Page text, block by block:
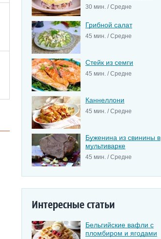
30 мин. / Средне
Грибной салат
45 мин. / Средне
Стейк из семги
45 мин. / Средне
Каннеллони
45 мин. / Средне
Буженина из свинины в
мультиварке
45 мин. / Средне
Интересные статьи
Бельгийские вафли с
пломбиром и ягодами